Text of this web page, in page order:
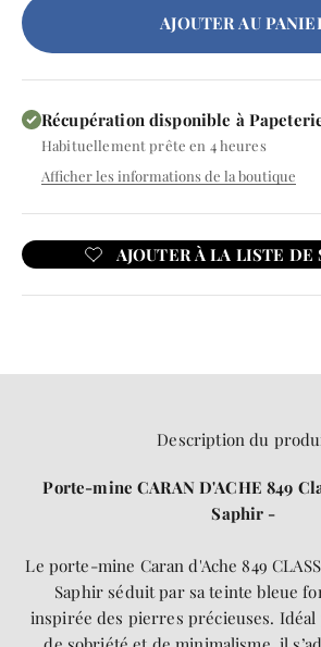
AJOUTER AU
Récupération disponible à
Habituellement prête en 4 heures
Afficher les informations de la boutique
Description du
Porte-mine CARAN D'ACHE 849
Saphir -
Le porte-mine Caran d'Ache 849
Saphir séduit par sa teinte bleue
inspirée des pierres précieuses. Idéal